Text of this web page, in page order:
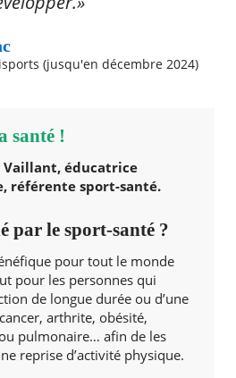
(jusqu'en décembre 2024)
santé !
Vaillant, éducatrice
référente sport-santé.
par le sport-santé ?
pour tout le monde
pour les personnes qui
de longue durée ou d’une
arthrite, obésité,
pulmonaire… afin de les
reprise d’activité physique.